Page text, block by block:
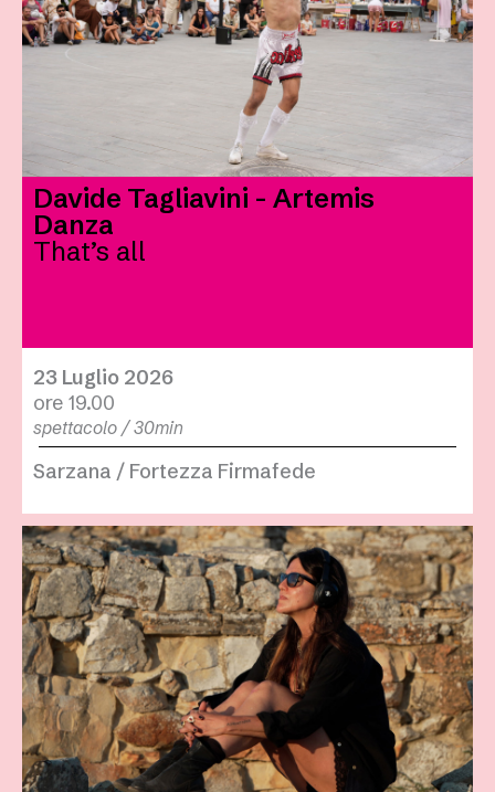
Davide Tagliavini - Artemis
Danza
That’s all
23 Luglio 2026
ore 19.00
spettacolo / 30min
Sarzana / Fortezza Firmafede